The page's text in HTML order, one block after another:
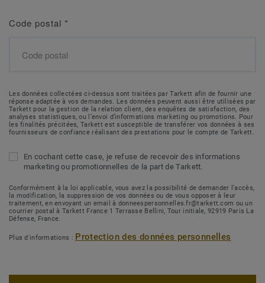
Code postal *
Les données collectées ci-dessus sont traitées par Tarkett afin de fournir une
réponse adaptée à vos demandes. Les données peuvent aussi être utilisées par
Tarkett pour la gestion de la relation client, des enquêtes de satisfaction, des
analyses statistiques, ou l’envoi d’informations marketing ou promotions. Pour
les finalités précitées, Tarkett est susceptible de transférer vos données à ses
fournisseurs de confiance réalisant des prestations pour le compte de Tarkett.
En cochant cette case, je refuse de recevoir des informations
marketing ou promotionnelles de la part de Tarkett.
Conformément à la loi applicable, vous avez la possibilité de demander l’accès,
la modification, la suppression de vos données ou de vous opposer à leur
traitement, en envoyant un email à donneespersonnelles.fr@tarkett.com ou un
courrier postal à Tarkett France 1 Terrasse Bellini, Tour initiale, 92919 Paris La
Défense, France.
Plus d'informations : Protection des données personnelles